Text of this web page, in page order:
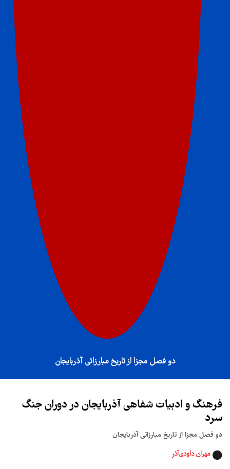
دو فصل مجزا از تاریخ مبارزاتی آذربایجان
فرهنگ و ادبیات شفاهی آذربایجان در دوران جنگ
سرد
دو فصل مجزا از تاریخ مبارزاتی آذربایجان
مهران داودی‌آذر